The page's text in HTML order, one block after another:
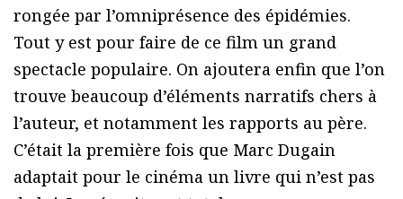
rongée par l’omniprésence des épidémies.
Tout y est pour faire de ce film un grand
spectacle populaire. On ajoutera enfin que l’on
trouve beaucoup d’éléments narratifs chers à
l’auteur, et notamment les rapports au père.
C’était la première fois que Marc Dugain
adaptait pour le cinéma un livre qui n’est pas